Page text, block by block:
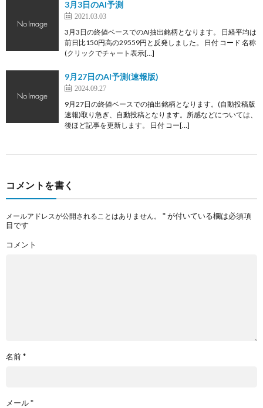
3月3日のAI予測
2021.03.03
3月3日の終値ベースでのAI抽出銘柄となります。 日経平均は
前日比150円高の29559円と反発しました。 日付 コード 名称
(クリックでチャート表示[…]
9月27日のAI予測(速報版)
2024.09.27
9月27日の終値ベースでの抽出銘柄となります。(自動投稿版
速報)取り急ぎ、自動投稿となります。所感などについては、
後ほど記事を更新します。 日付 コー[…]
コメントを書く
メールアドレスが公開されることはありません。 *が付いている欄は必須項
目です
コメント
名前*
メール*